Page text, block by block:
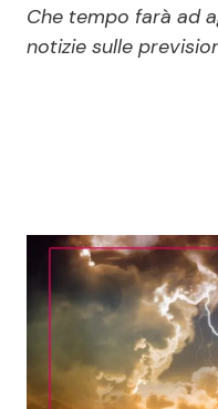
Persone Scomparse
News Cinema
News Musica
News Spettacolo
Che tempo farà ad
notizie sulle